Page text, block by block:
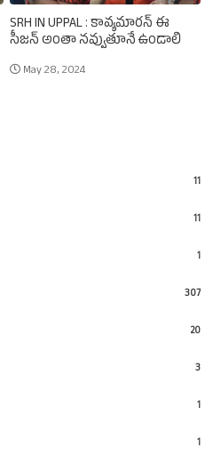
SRH IN UPPAL : కావ్యమారన్‌ ఈ
సీజన్‌ అంతా నవ్వుతూనే ఉండాలి
May 28, 2024
11
11
1
307
20
3
1
1